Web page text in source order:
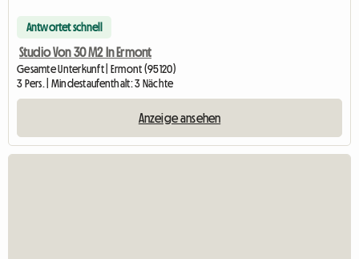
Antwortet schnell
Studio Von 30 M2 In Ermont
Gesamte Unterkunft | Ermont (95120)
3 Pers. | Mindestaufenthalt: 3 Nächte
Anzeige ansehen